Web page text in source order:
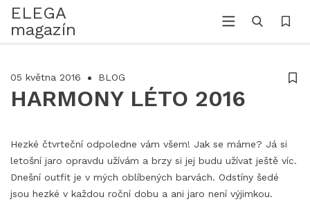
ELEGA
magazín
05 května 2016 BLOG
HARMONY LÉTO 2016
Hezké čtvrteční odpoledne vám všem! Jak se máme? Já si
letošní jaro opravdu užívám a brzy si jej budu užívat ještě víc.
Dnešní outfit je v mých oblíbených barvách. Odstíny šedé
jsou hezké v každou roční dobu a ani jaro není výjimkou.